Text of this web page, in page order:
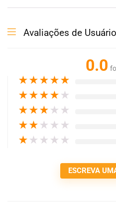
Avaliações de
0.0
★★★★★
★★★★ ★
★★★ ★ ★
★★ ★ ★ ★
★ ★ ★ ★ ★
ESCREVA